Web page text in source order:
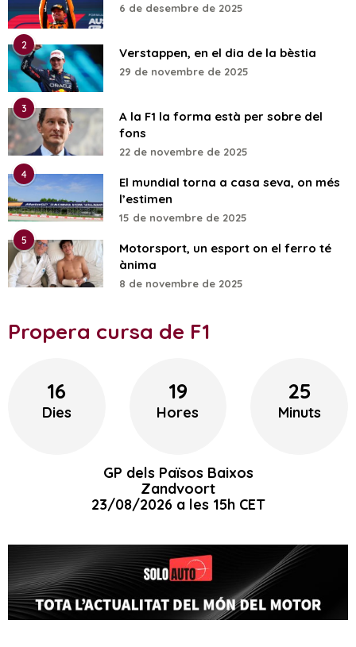
6 de desembre de 2025
2
Verstappen, en el dia de la bèstia
29 de novembre de 2025
3
A la F1 la forma està per sobre del
fons
22 de novembre de 2025
4
El mundial torna a casa seva, on més
l’estimen
15 de novembre de 2025
5
Motorsport, un esport on el ferro té
ànima
8 de novembre de 2025
Propera cursa de F1
16
Dies
19
Hores
25
Minuts
GP dels Països Baixos
Zandvoort
23/08/2026 a les 15h CET